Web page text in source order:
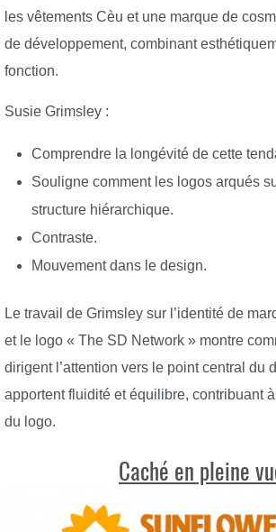
les vêtements Cèu et une marque de
de développement, combinant
fonction.
Susie Grimsley :
Comprendre la longévité de cette
Souligne comment les logos arqués
structure hiérarchique.
Contraste.
Mouvement dans le design.
Le travail de Grimsley sur l’identité de
et le logo « The SD Network » montre
dirigent l’attention vers le point central du
apportent fluidité et équilibre, contribuant
du logo.
Caché en pleine